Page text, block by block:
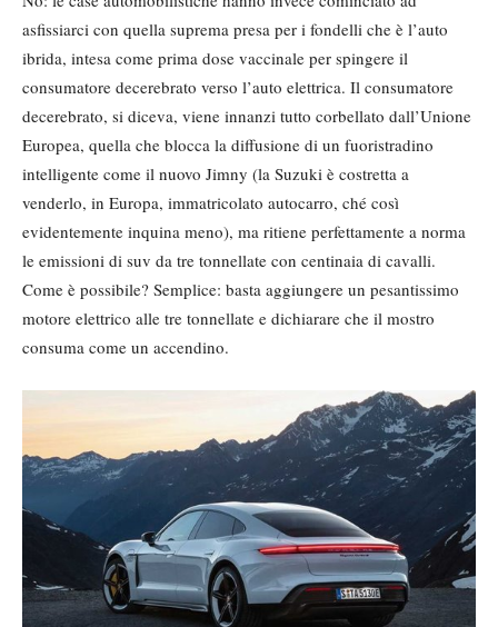
asfissiarci con quella suprema presa per i fondelli che è l’auto
ibrida, intesa come prima dose vaccinale per spingere il
consumatore decerebrato verso l’auto elettrica. Il consumatore
decerebrato, si diceva, viene innanzi tutto corbellato dall’Unione
Europea, quella che blocca la diffusione di un fuoristradino
intelligente come il nuovo Jimny (la Suzuki è costretta a
venderlo, in Europa, immatricolato autocarro, ché così
evidentemente inquina meno), ma ritiene perfettamente a norma
le emissioni di suv da tre tonnellate con centinaia di cavalli.
Come è possibile? Semplice: basta aggiungere un pesantissimo
motore elettrico alle tre tonnellate e dichiarare che il mostro
consuma come un accendino.